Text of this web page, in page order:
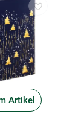
Artikel